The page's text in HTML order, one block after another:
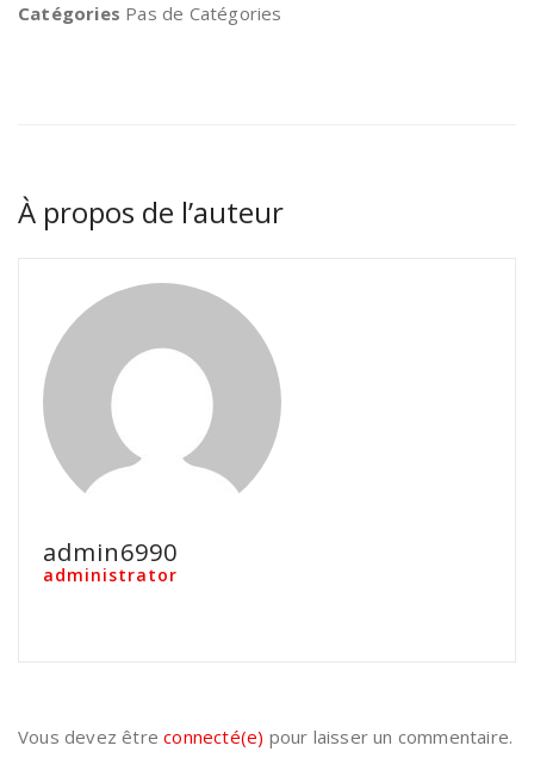
Catégories Pas de Catégories
À propos de l’auteur
admin6990
administrator
Vous devez êtreconnecté(e) pour laisser un commentaire.